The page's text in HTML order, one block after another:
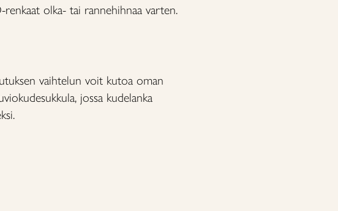
olka- tai rannehihnaa varten.
vaihtelun voit kutoa oman
jossa kudelanka